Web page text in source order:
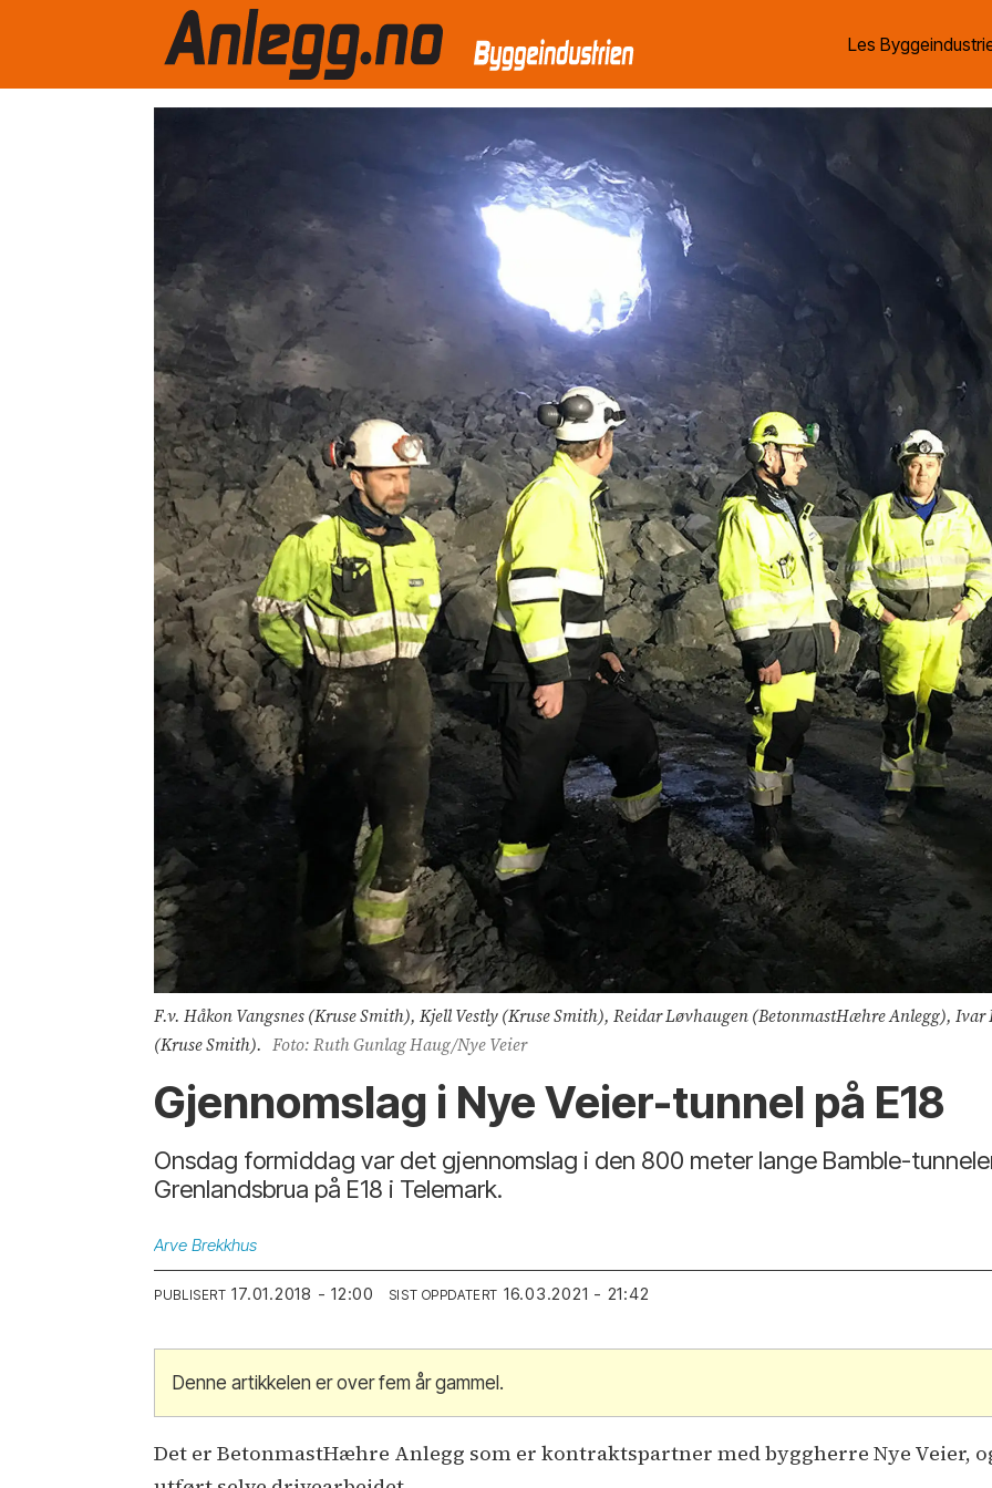
Les
F.v. Håkon Vangsnes (Kruse Smith), Kjell Vestly (Kruse Smith), Reidar Løvhaugen (BetonmastHæhre Anlegg), Ivar
(Kruse Smith). Foto: Ruth Gunlag Haug/Nye Veier
Gjennomslag i Nye Veier-tunnel på E18
Onsdag formiddag var det gjennomslag i den 800 meter lange Bamble-
Grenlandsbrua på E18 i Telemark.
Arve Brekkhus
PUBLISERT 17.01.2018 - 12:00 SIST OPPDATERT 16.03.2021 - 21:42
Denne artikkelen er over fem år gammel.
Det er BetonmastHæhre Anlegg som er kontraktspartner med byggherre Nye Veier,